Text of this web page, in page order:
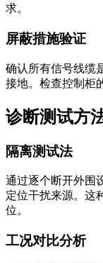
求。
屏蔽措施验证
确认所有信号线缆
接地。检查控制柜
诊断测试方
隔离测试法
通过逐个断开外围
定位干扰来源。这
位。
工况对比分析